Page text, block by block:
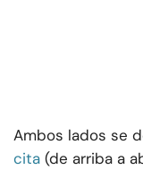
Ambos lados se
cita (de arriba a